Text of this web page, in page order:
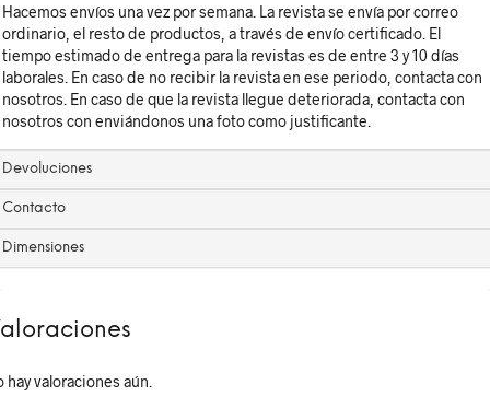
Hacemos envíos una vez por semana. La revista se envía por correo
ordinario, el resto de productos, a través de envío certificado. El
tiempo estimado de entrega para la revistas es de entre 3 y 10 días
laborales. En caso de no recibir la revista en ese periodo, contacta con
nosotros. En caso de que la revista llegue deteriorada, contacta con
nosotros con enviándonos una foto como justificante.
Devoluciones
Contacto
Dimensiones
hay valoraciones aún.